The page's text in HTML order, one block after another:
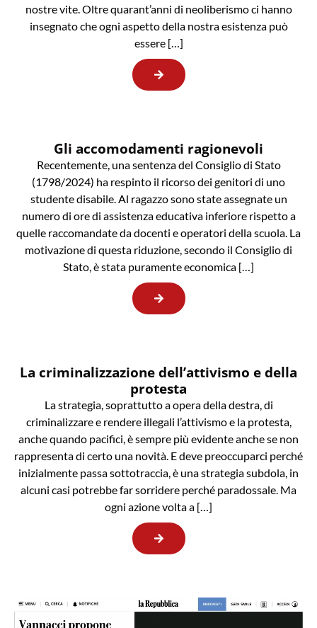
nostre vite. Oltre quarant’anni di neoliberismo ci hanno
insegnato che ogni aspetto della nostra esistenza può
essere […]
Gli accomodamenti ragionevoli
Recentemente, una sentenza del Consiglio di Stato
(1798/2024) ha respinto il ricorso dei genitori di uno
studente disabile. Al ragazzo sono state assegnate un
numero di ore di assistenza educativa inferiore rispetto a
quelle raccomandate da docenti e operatori della scuola. La
motivazione di questa riduzione, secondo il Consiglio di
Stato, è stata puramente economica […]
La criminalizzazione dell’attivismo e della
protesta
La strategia, soprattutto a opera della destra, di
criminalizzare e rendere illegali l’attivismo e la protesta,
anche quando pacifici, è sempre più evidente anche se non
rappresenta di certo una novità. E deve preoccuparci perché
inizialmente passa sottotraccia, è una strategia subdola, in
alcuni casi potrebbe far sorridere perché paradossale. Ma
ogni azione volta a […]